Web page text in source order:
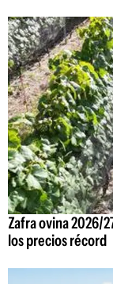
Zafra ovina 2026/
los precios récord